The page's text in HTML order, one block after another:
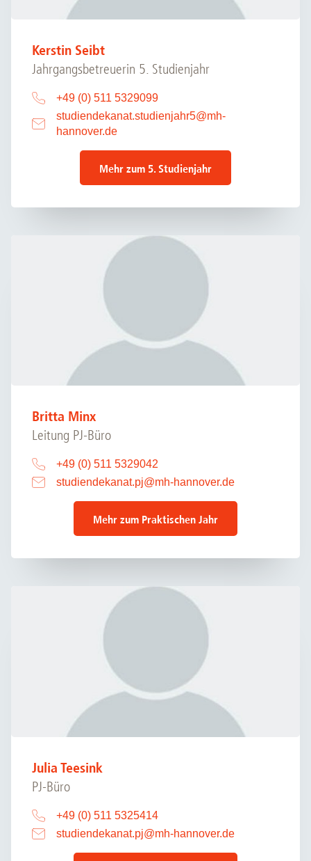
Kerstin Seibt
Jahrgangsbetreuerin 5. Studienjahr
+49 (0) 511 5329099
studiendekanat.studienjahr5@mh-
hannover.de
Mehr zum 5. Studienjahr
Britta Minx
Leitung PJ-Büro
+49 (0) 511 5329042
studiendekanat.pj@mh-hannover.de
Mehr zum Praktischen Jahr
Julia Teesink
PJ-Büro
+49 (0) 511 5325414
studiendekanat.pj@mh-hannover.de